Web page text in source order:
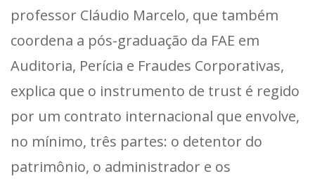
professor Cláudio Marcelo, que também
coordena a pós-graduação da FAE em
Auditoria, Perícia e Fraudes Corporativas,
explica que o instrumento de trust é regido
por um contrato internacional que envolve,
no mínimo, três partes: o detentor do
patrimônio, o administrador e os